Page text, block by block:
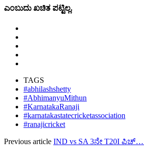
ಎಂಬುದು ಖಚಿತ ಪಟ್ಟಿಲ್ಲ.
TAGS
#abhilashshetty
#AbhimanyuMithun
#KarnatakaRanaji
#karnatakastatecricketassociation
#ranajicricket
Previous article IND vs SA 3ನೇ T20I